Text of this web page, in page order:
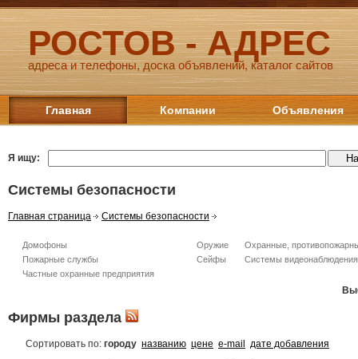
РОСТОВ - АДРЕС
адреса и телефоны, доска объявлений, каталог сайтов
Главная Компании Объявления
Я ищу:
Системы безопасности
Главная страница Системы безопасности
Домофоны Оружие
Охранные,
Пожарные службы
Сейфы
Системы видеонаблюдения
Частные охранные предприятия
Фирмы раздела
Сортировать по: городу названию цене e-mail дате добавления